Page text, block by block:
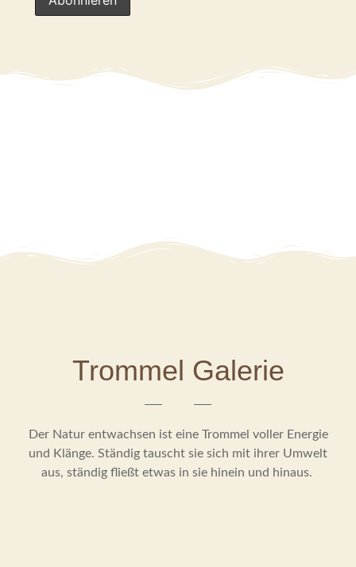
Trommel Galerie
Der Natur entwachsen ist eine Trommel voller Energie
und Klänge. Ständig tauscht sie sich mit ihrer Umwelt
aus, ständig fließt etwas in sie hinein und hinaus.